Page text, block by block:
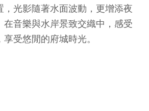
，光影隨著水面波動，更增添夜
在音樂與水岸景致交織中，感受
受悠閒的府城時光。